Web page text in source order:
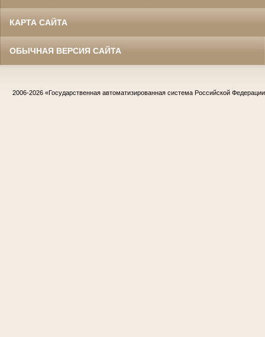
КАРТА САЙТА
ОБЫЧНАЯ ВЕРСИЯ САЙТА
2006-2026 «Государственная автоматизированная система Российской